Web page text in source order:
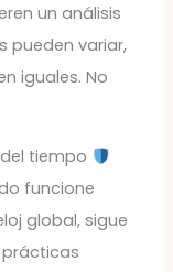
un análisis
pueden variar,
iguales. No
tiempo
funcione
global, sigue
prácticas